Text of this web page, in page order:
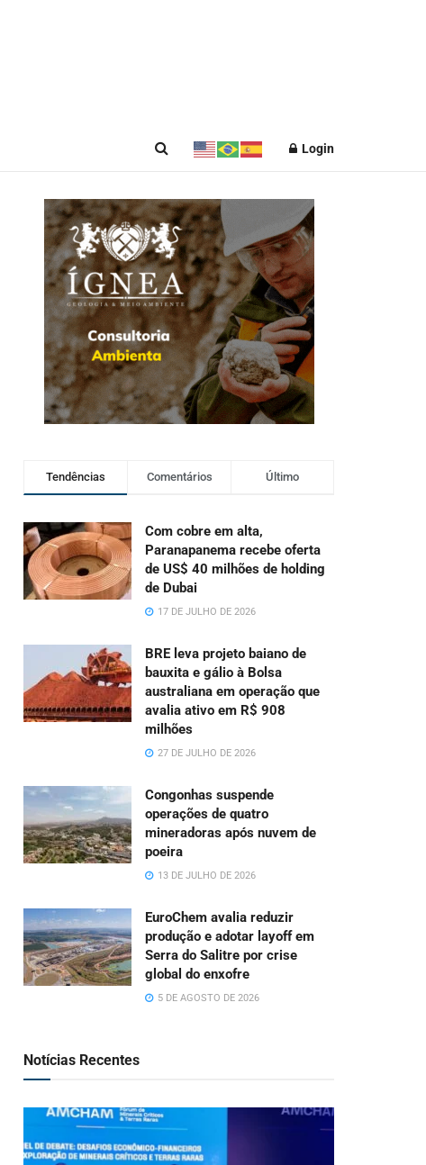
Login
Tendências Comentários Último
Com cobre em alta,
Paranapanema recebe oferta
de US$ 40 milhões de holding
de Dubai
17 DE JULHO DE 2026
BRE leva projeto baiano de
bauxita e gálio à Bolsa
australiana em operação que
avalia ativo em R$ 908
milhões
27 DE JULHO DE 2026
Congonhas suspende
operações de quatro
mineradoras após nuvem de
poeira
13 DE JULHO DE 2026
EuroChem avalia reduzir
produção e adotar layoff em
Serra do Salitre por crise
global do enxofre
5 DE AGOSTO DE 2026
Notícias Recentes